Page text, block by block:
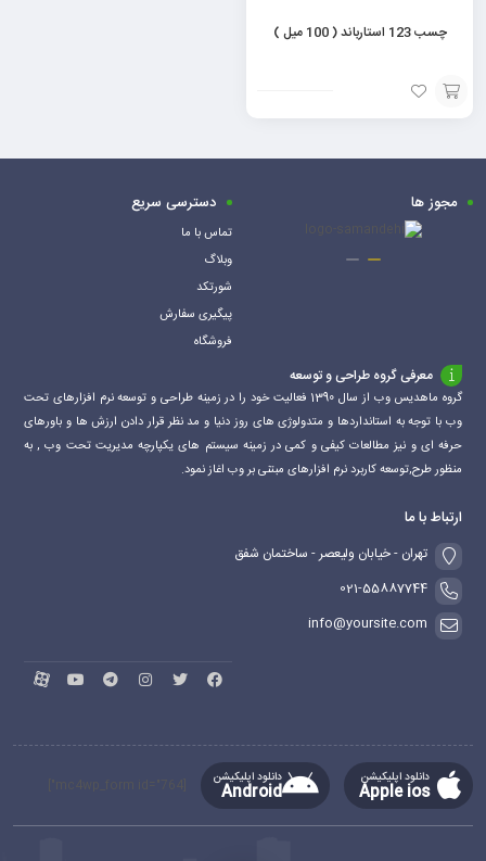
چسب 123 استارباند ( 100 میل )
افزودن
به
مجوز ها دسترسی سریع
تماس با ما
وبلاگ
شورتکد
پیگیری سفارش
فروشگاه
معرفی گروه طراحی و توسعه
گروه ماهدیس وب از سال 1390 فعالیت خود را در زمینه طراحی و توسعه نرم افزارهای تحت
وب با توجه به استانداردها و متدولوژی های روز دنیا و مد نظر قرار دادن ارزش ها و باورهای
حرفه ای و نیز مطالعات کیفی و کمی در زمینه سیستم های یکپارچه مدیریت تحت وب , به
منظور طرح,توسعه کاربرد نرم افزارهای مبتنی بر وب اغاز نمود.
ارتباط با ما
تهران - خیابان ولیعصر - ساختمان شفق
021-55887744
info@yoursite.com
دانلود اپلیکیشن
Apple ios
دانلود اپلیکیشن
Android